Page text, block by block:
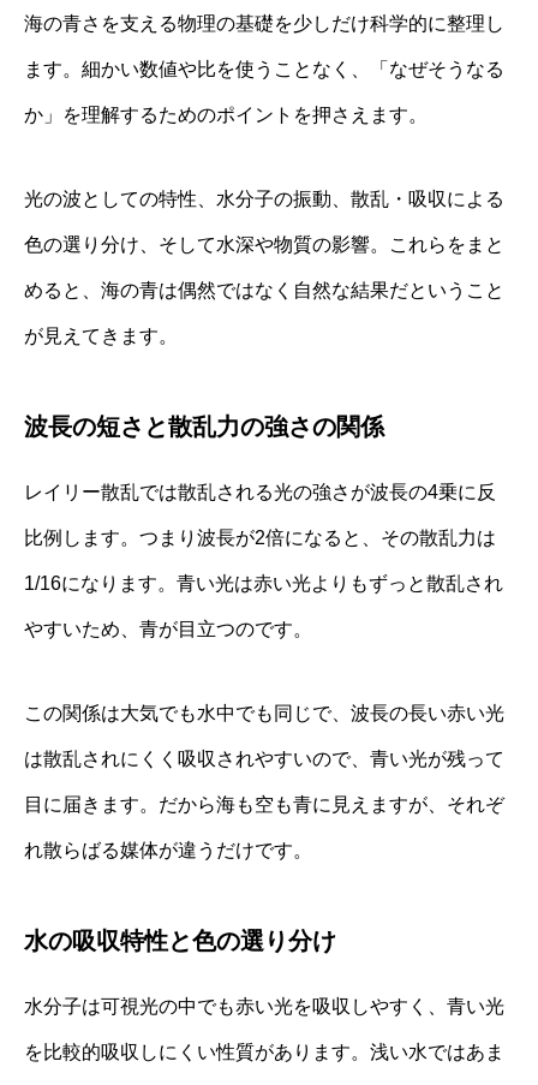
海の青さを支える物理の基礎を少しだけ科学的に整理し
ます。細かい数値や比を使うことなく、「なぜそうなる
か」を理解するためのポイントを押さえます。
光の波としての特性、水分子の振動、散乱・吸収による
色の選り分け、そして水深や物質の影響。これらをまと
めると、海の青は偶然ではなく自然な結果だということ
が見えてきます。
波長の短さと散乱力の強さの関係
レイリー散乱では散乱される光の強さが波長の4乗に反
比例します。つまり波長が2倍になると、その散乱力は
1/16になります。青い光は赤い光よりもずっと散乱され
やすいため、青が目立つのです。
この関係は大気でも水中でも同じで、波長の長い赤い光
は散乱されにくく吸収されやすいので、青い光が残って
目に届きます。だから海も空も青に見えますが、それぞ
れ散らばる媒体が違うだけです。
水の吸収特性と色の選り分け
水分子は可視光の中でも赤い光を吸収しやすく、青い光
を比較的吸収しにくい性質があります。浅い水ではあま